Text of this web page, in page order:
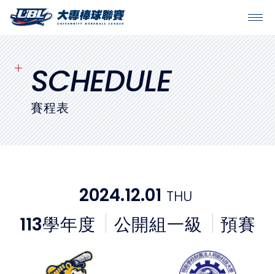
SITEMAP
首頁
球隊戰績
賽程表
比賽場地
最新消息
SCHEDULE
賽程表
2024.12.01 THU
113學年度 公開組一級 預賽